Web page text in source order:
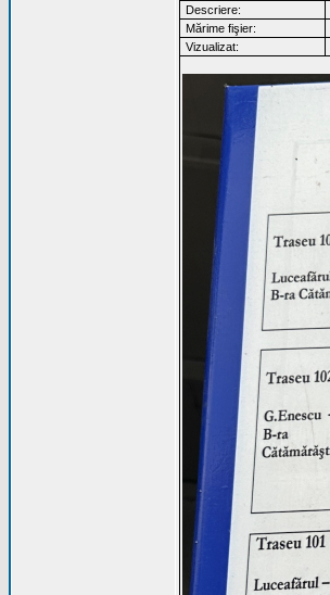
Descriere:
Mărime fişier:
Vizualizat: